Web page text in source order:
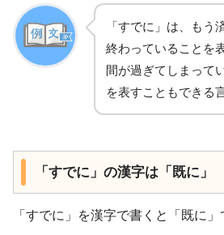
「すでに」は、もう
終わっていることを
間が過ぎてしまって
を表すこともできる
「すでに」の漢字は「既に」
「すでに」を漢字で書くと「既に」